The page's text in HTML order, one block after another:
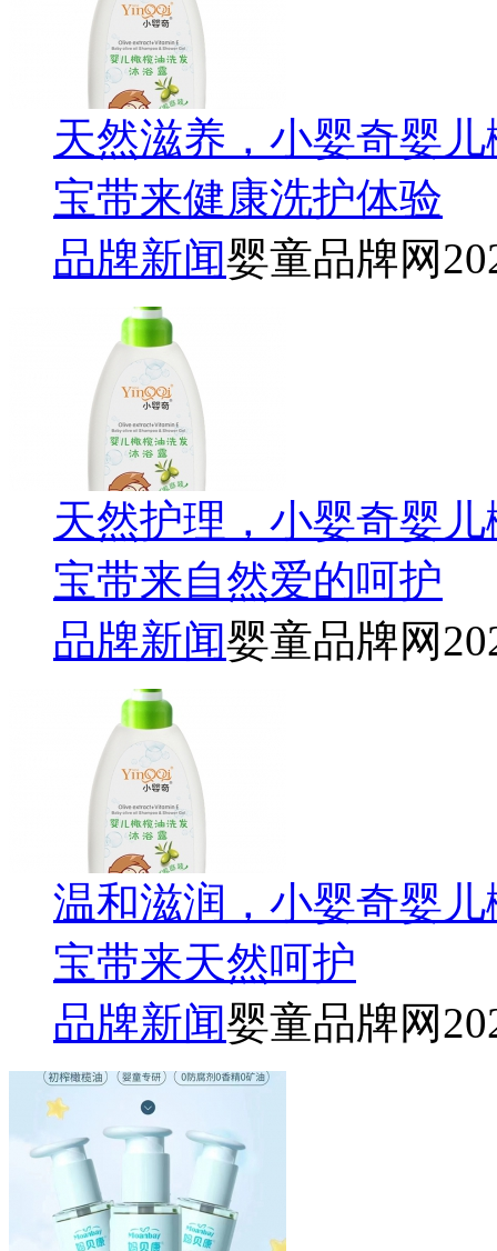
天然滋养，小婴奇婴
宝带来健康洗护体验
品牌新闻婴童品牌网
天然护理，小婴奇婴
宝带来自然爱的呵护
品牌新闻婴童品牌网
温和滋润，小婴奇婴
宝带来天然呵护
品牌新闻婴童品牌网